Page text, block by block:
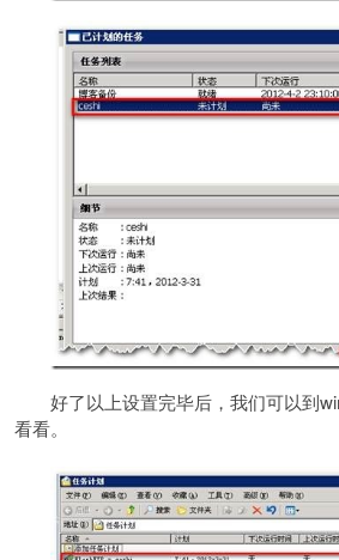
好了以上设置完毕后，我们可以到
看看。